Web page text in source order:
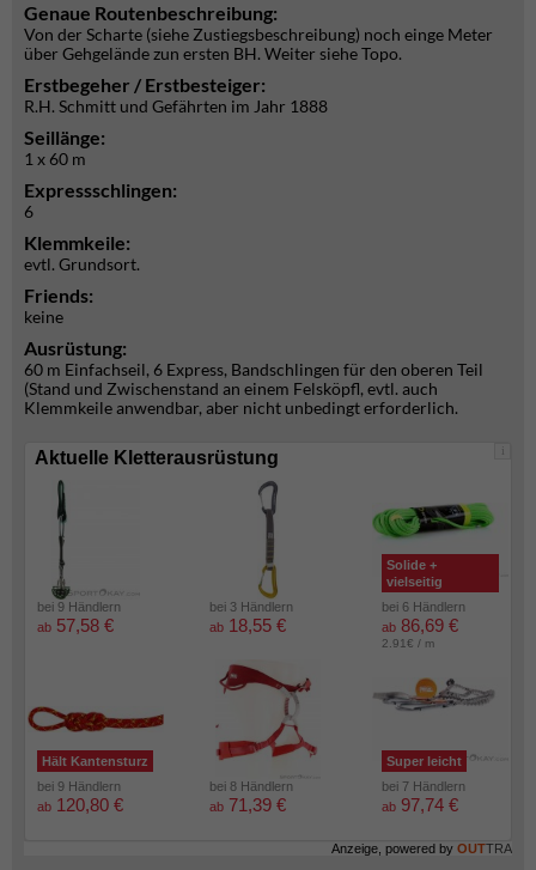
Genaue Routenbeschreibung:
Von der Scharte (siehe Zustiegsbeschreibung) noch einge Meter
über Gehgelände zun ersten BH. Weiter siehe Topo.
Erstbegeher / Erstbesteiger:
R.H. Schmitt und Gefährten im Jahr 1888
Seillänge:
1 x 60 m
Expressschlingen:
6
Klemmkeile:
evtl. Grundsort.
Friends:
keine
Ausrüstung:
60 m Einfachseil, 6 Express, Bandschlingen für den oberen Teil
(Stand und Zwischenstand an einem Felsköpfl, evtl. auch
Klemmkeile anwendbar, aber nicht unbedingt erforderlich.
i
Aktuelle Kletterausrüstung
bei 9 Händlern
ab 57,58 €
bei 3 Händlern
ab 18,55 €
Solide +
vielseitig
bei 6 Händlern
ab 86,69 €
2.91€ / m
Hält Kantensturz
bei 9 Händlern
ab 120,80 €
bei 8 Händlern
ab 71,39 €
Super leicht
bei 7 Händlern
ab 97,74 €
Anzeige, powered by OUTTRA